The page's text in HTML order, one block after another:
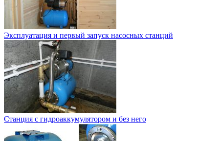
Эксплуатация и первый запуск насосных станций
Станция с гидроаккумулятором и без него